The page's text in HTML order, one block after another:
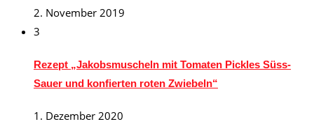
2. November 2019
3
Rezept „Jakobsmuscheln mit Tomaten Pickles Süss-
Sauer und konfierten roten Zwiebeln“
1. Dezember 2020